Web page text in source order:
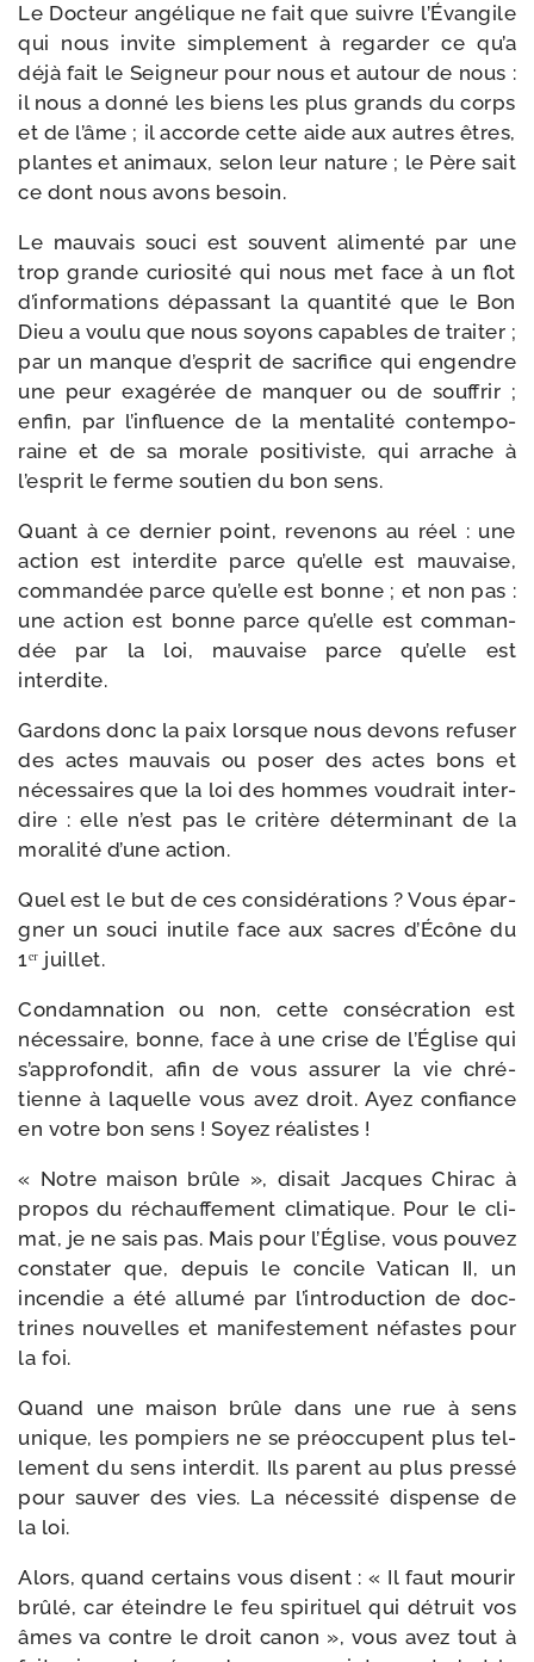
Le Docteur angé­lique ne fait que suivre l’Évangile
qui nous invite sim­ple­ment à regar­der ce qu’a
déjà fait le Seigneur pour nous et autour de nous :
il nous a don­né les biens les plus grands du corps
et de l’âme ; il accorde cette aide aux autres êtres,
plantes et ani­maux, selon leur nature ; le Père sait
ce dont nous avons besoin.
Le mau­vais sou­ci est sou­vent ali­men­té par une
trop grande curio­si­té qui nous met face à un flot
d’in­for­ma­tions dépas­sant la quan­ti­té que le Bon
Dieu a vou­lu que nous soyons capables de trai­ter ;
par un manque d’es­prit de sacri­fice qui engendre
une peur exa­gé­rée de man­quer ou de souf­frir ;
enfin, par l’in­fluence de la men­ta­li­té contem­po­
raine et de sa morale posi­ti­viste, qui arrache à
l’es­prit le ferme sou­tien du bon sens.
Quant à ce der­nier point, reve­nons au réel : une
action est inter­dite parce qu’elle est mau­vaise,
com­man­dée parce qu’elle est bonne ; et non pas :
une action est bonne parce qu’elle est com­man­
dée par la loi, mau­vaise parce qu’elle est
interdite.
Gardons donc la paix lorsque nous devons refu­ser
des actes mau­vais ou poser des actes bons et
néces­saires que la loi des hommes vou­drait inter­
dire : elle n’est pas le cri­tère déter­mi­nant de la
mora­li­té d’une action.
Quel est le but de ces consi­dé­ra­tions ? Vous épar­
gner un sou­ci inutile face aux sacres d’Écône du
1ᵉʳ juillet.
Condamnation ou non, cette consé­cra­tion est
néces­saire, bonne, face à une crise de l’Église qui
s’ap­pro­fon­dit, afin de vous assu­rer la vie chré­
tienne à laquelle vous avez droit. Ayez confiance
en votre bon sens ! Soyez réalistes !
« Notre mai­son brûle », disait Jacques Chirac à
pro­pos du réchauf­fe­ment cli­ma­tique. Pour le cli­
mat, je ne sais pas. Mais pour l’Église, vous pou­vez
consta­ter que, depuis le concile Vatican II, un
incen­die a été allu­mé par l’in­tro­duc­tion de doc­
trines nou­velles et mani­fes­te­ment néfastes pour
la foi.
Quand une mai­son brûle dans une rue à sens
unique, les pom­piers ne se pré­oc­cupent plus tel­
le­ment du sens inter­dit. Ils parent au plus pres­sé
pour sau­ver des vies. La néces­si­té dis­pense de
la loi.
Alors, quand cer­tains vous disent : « Il faut mou­rir
brû­lé, car éteindre le feu spi­ri­tuel qui détruit vos
âmes va contre le droit canon », vous avez tout à